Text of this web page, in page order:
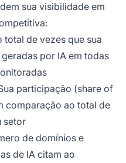
sua visibilidade em
total de vezes que sua
por IA em todas
participação (share of
comparação ao total de
setor
de domínios e
de IA citam ao